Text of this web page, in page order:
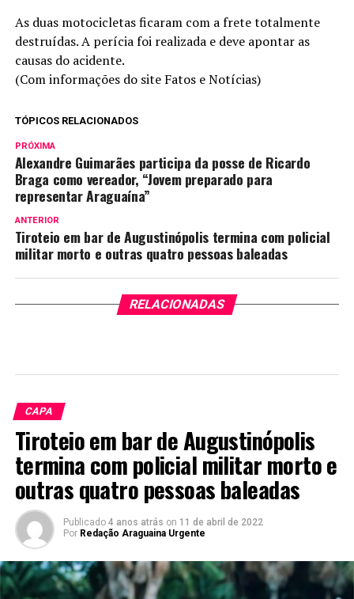
As duas motocicletas ficaram com a frete totalmente
destruídas. A perícia foi realizada e deve apontar as
causas do acidente.
(Com informações do site Fatos e Notícias)
TÓPICOS RELACIONADOS
PRÓXIMA
Alexandre Guimarães participa da posse de Ricardo
Braga como vereador, “Jovem preparado para
representar Araguaína”
ANTERIOR
Tiroteio em bar de Augustinópolis termina com policial
militar morto e outras quatro pessoas baleadas
RELACIONADAS
CAPA
Tiroteio em bar de Augustinópolis
termina com policial militar morto e
outras quatro pessoas baleadas
Publicado 4 anos atrás on 11 de abril de 2022
Por Redação Araguaina Urgente